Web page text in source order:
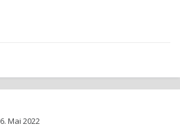
6. Mai 2022